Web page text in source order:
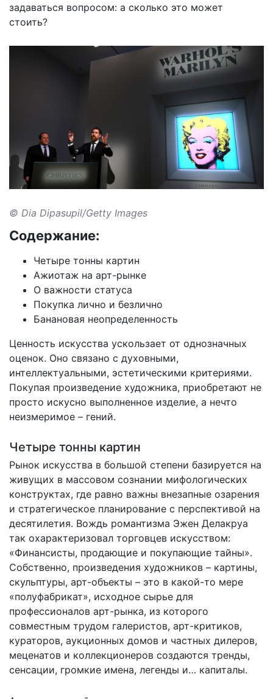
задаваться вопросом: а сколько это может
стоить?
© Dia Dipasupil/Getty Images
Содержание:
Четыре тонны картин
Ажиотаж на арт-рынке
О важности статуса
Покупка лично и безлично
Банановая неопределенность
Ценность искусства ускользает от однозначных
оценок. Оно связано с духовными,
интеллектуальными, эстетическими критериями.
Покупая произведение художника, приобретают не
просто искусно выполненное изделие, а нечто
неизмеримое – гений.
Четыре тонны картин
Рынок искусства в большой степени базируется на
живущих в массовом сознании мифологических
конструктах, где равно важны внезапные озарения
и стратегическое планирование с перспективой на
десятилетия. Вождь романтизма Эжен Делакруа
так охарактеризовал торговцев искусством:
«Финансисты, продающие и покупающие тайны».
Собственно, произведения художников – картины,
скульптуры, арт-объекты – это в какой-то мере
«полуфабрикат», исходное сырье для
профессионалов арт-рынка, из которого
совместным трудом галеристов, арт-критиков,
кураторов, аукционных домов и частных дилеров,
меценатов и коллекционеров создаются тренды,
сенсации, громкие имена, легенды и… капиталы.